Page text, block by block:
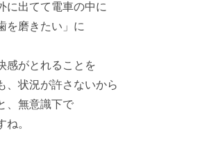
に出てて電車の中に
を磨きたい」に
感がとれることを
、状況が許さないから
、無意識下で
ね。